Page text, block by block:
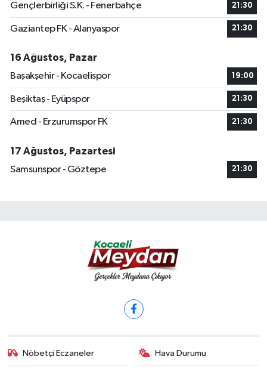
Gençlerbirliği S.K. - Fenerbahçe 21:30
Gaziantep FK - Alanyaspor 21:30
16 Ağustos, Pazar
Başakşehir - Kocaelispor
19:00
Beşiktaş - Eyüpspor 21:30
Amed - Erzurumspor FK 21:30
17 Ağustos, Pazartesi
Samsunspor - Göztepe
21:30
Nöbetçi Eczaneler Hava Durumu